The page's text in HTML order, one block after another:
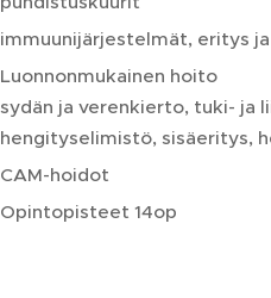
immuunijärjestelmät, eritys
Luonnonmukainen hoito
sydän ja verenkierto, tuki- ja
hengityselimistö, sisäeritys,
CAM-hoidot
Opintopisteet 14op